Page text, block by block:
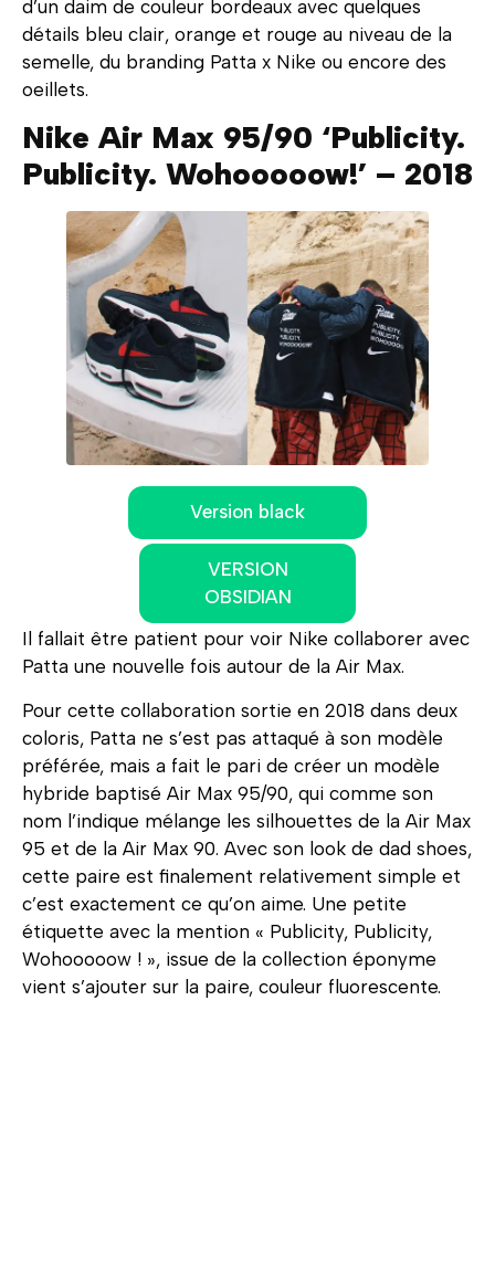
d’un daim de couleur bordeaux avec quelques
détails bleu clair, orange et rouge au niveau de la
semelle, du branding Patta x Nike ou encore des
oeillets.
Nike Air Max 95/90 ‘Publicity.
Publicity. Wohooooow!’ – 2018
Version black
VERSION
OBSIDIAN
Il fallait être patient pour voir Nike collaborer avec
Patta une nouvelle fois autour de la Air Max.
Pour cette collaboration sortie en 2018 dans deux
coloris, Patta ne s’est pas attaqué à son modèle
préférée, mais a fait le pari de créer un modèle
hybride baptisé Air Max 95/90, qui comme son
nom l’indique mélange les silhouettes de la Air Max
95 et de la Air Max 90. Avec son look de dad shoes,
cette paire est finalement relativement simple et
c’est exactement ce qu’on aime. Une petite
étiquette avec la mention « Publicity, Publicity,
Wohooooow ! », issue de la collection éponyme
vient s’ajouter sur la paire, couleur fluorescente.